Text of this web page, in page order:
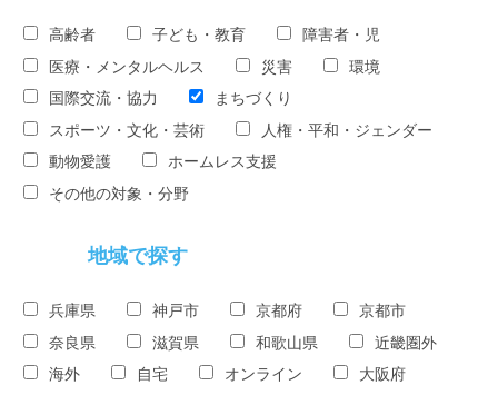
高齢者 子ども・教育
障害者・児
医療・メンタルヘルス
災害
環境
国際交流・協力
まちづくり
スポーツ・文化・芸術
人権・平和・ジェンダー
動物愛護
ホームレス支援
その他の対象・分野
地域で探す
兵庫県 神戸市 京都府
京都市
奈良県
滋賀県 和歌山県
近畿圏外
海外
自宅 オンライン
大阪府